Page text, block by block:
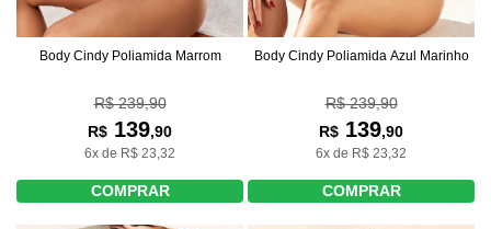
Body Cindy Poliamida Marrom
R$ 239,90
R$ 139,90
6x de R$ 23,32
COMPRAR
Body Cindy Poliamida Azul Marinho
R$ 239,90
R$ 139,90
6x de R$ 23,32
COMPRAR